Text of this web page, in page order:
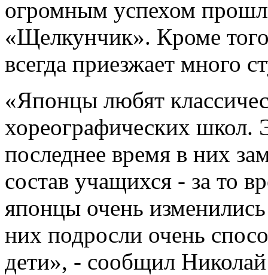
огромным успехом
«Щелкунчик». Кроме
всегда приезжает много
«Японцы любят
хореографических школ.
последнее время в них
состав учащихся - за то
японцы очень
них подросли очень
дети», - сообщил